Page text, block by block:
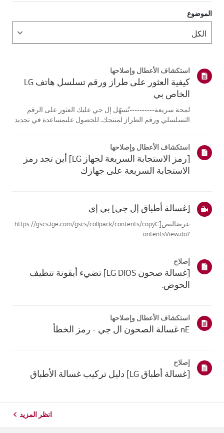
الموضوع
استكشاف الأعطال وإصلاحها
كيفية العثور على طراز ورقم تسلسل هاتف LG
الخاص بي
لمحة سريعة----------تُسهّل إل جي عليك العثور على الرقم
التسلسلي ورقم الطراز لمنتجك. للحصول علىمساعدة في تحديد
تختلف الصور أو ا...
استكشاف الأعطال وإصلاحها
[رمز الاستجابة السريعة لجهاز LG] أين تجد رمز
الاستجابة السريعة على جهازك
[غسالة أطباق إل جي] بي إي
عرضالنص[https://gscs.lge.com/gscs/collpack/contents/copyC
ontentsView.do?
عن استخدام منظف غير مناسب. * لا تستخدم سائل غسل
الأطباق. *...
إصلاح
[غسالة صحون LG DIOS] تضيء أيقونة تنظيف
الحوض.
استكشاف الأعطال وإصلاحها
nE غسالة الصحون ال جي - رمز الخطأ
إصلاح
[غسالة أطباق LG] دليل تركيب غسالة الأطباق
انظر المزيد